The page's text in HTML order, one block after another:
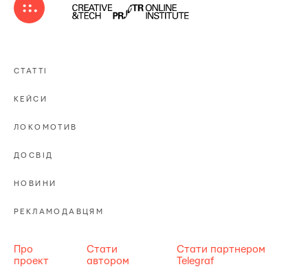
СТАТТІ
КЕЙСИ
ЛОКОМОТИВ
ДОСВІД
НОВИНИ
РЕКЛАМОДАВЦЯМ
Про
проект
Стати
автором
Стати партнером
Telegraf